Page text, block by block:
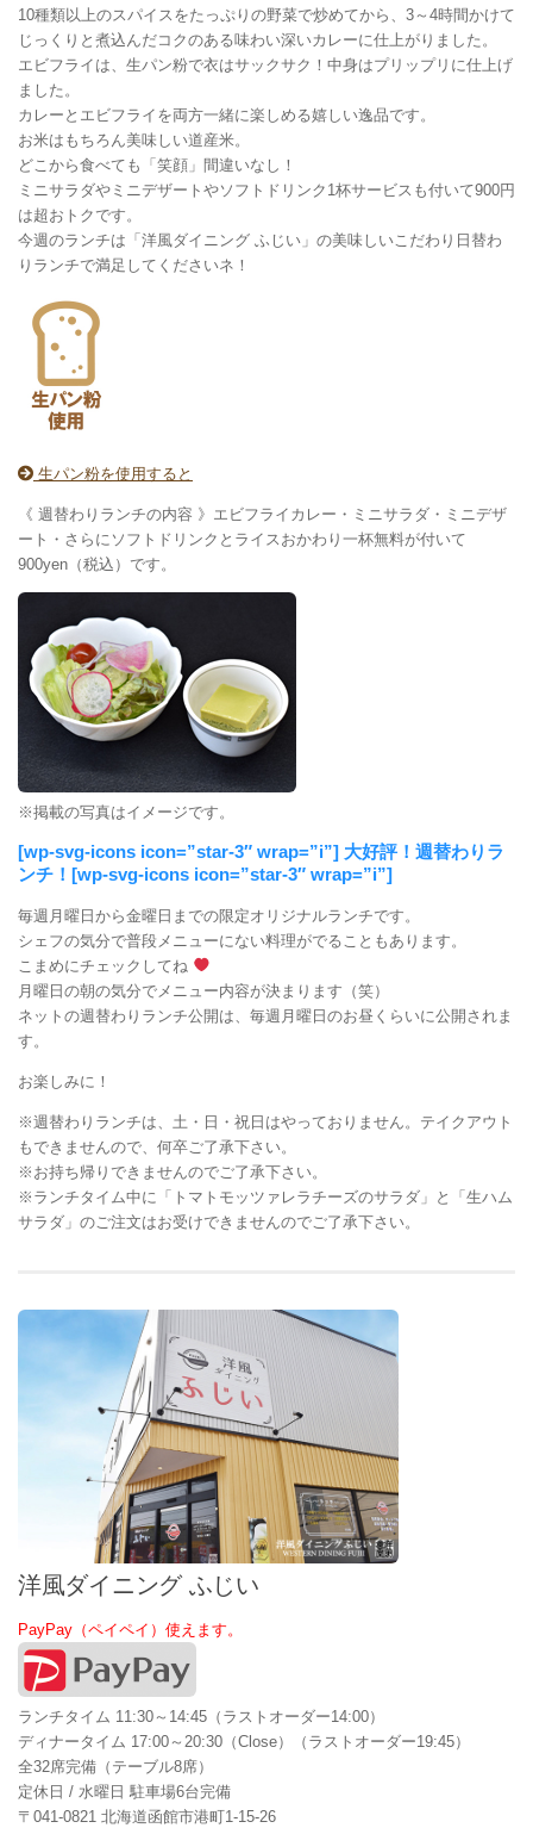
10種類以上のスパイスをたっぷりの野菜で炒めてから、3～4時間かけて
じっくりと煮込んだコクのある味わい深いカレーに仕上がりました。
エビフライは、生パン粉で衣はサックサク！中身はプリップリに仕上げ
ました。
カレーとエビフライを両方一緒に楽しめる嬉しい逸品です。
お米はもちろん美味しい道産米。
どこから食べても「笑顔」間違いなし！
ミニサラダやミニデザートやソフトドリンク1杯サービスも付いて900円
は超おトクです。
今週のランチは「洋風ダイニング ふじい」の美味しいこだわり日替わ
りランチで満足してくださいネ！
生パン粉を使用すると
《 週替わりランチの内容 》エビフライカレー・ミニサラダ・ミニデザ
ート・さらにソフトドリンクとライスおかわり一杯無料が付いて
900yen（税込）です。
※掲載の写真はイメージです。
[wp-svg-icons icon=”star-3″ wrap=”i”] 大好評！週替わりラ
ンチ！[wp-svg-icons icon=”star-3″ wrap=”i”]
毎週月曜日から金曜日までの限定オリジナルランチです。
シェフの気分で普段メニューにない料理がでることもあります。
こまめにチェックしてね
月曜日の朝の気分でメニュー内容が決まります（笑）
ネットの週替わりランチ公開は、毎週月曜日のお昼くらいに公開されま
す。
お楽しみに！
※週替わりランチは、土・日・祝日はやっておりません。テイクアウト
もできませんので、何卒ご了承下さい。
※お持ち帰りできませんのでご了承下さい。
※ランチタイム中に「トマトモッツァレラチーズのサラダ」と「生ハム
サラダ」のご注文はお受けできませんのでご了承下さい。
洋風ダイニング ふじい
PayPay（ペイペイ）使えます。
ランチタイム 11:30～14:45（ラストオーダー14:00）
ディナータイム 17:00～20:30（Close）（ラストオーダー19:45）
全32席完備（テーブル8席）
定休日 / 水曜日 駐車場6台完備
〒041-0821 北海道函館市港町1-15-26